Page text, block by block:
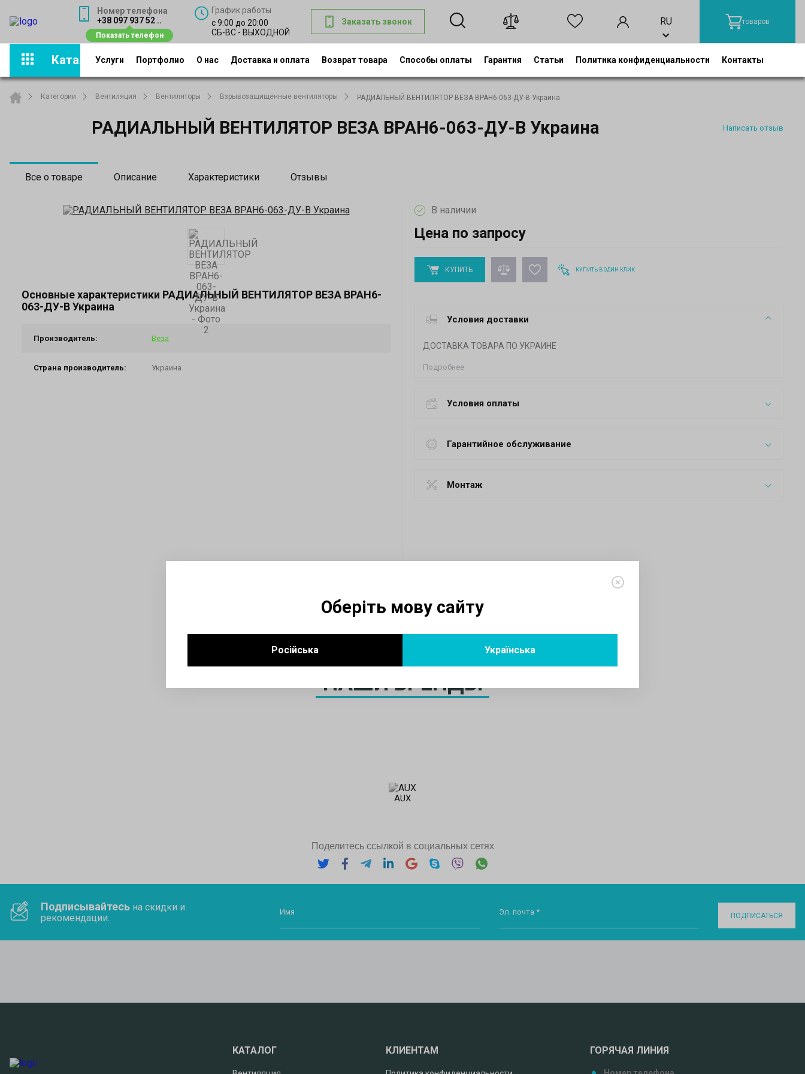
Оберіть мову сайту
Російська Українська
Номер телефона
+38 097 937 52 ..
График работы
с 9:00 до 20:00
СБ-ВС - ВЫХОДНОЙ
Заказать звонок RU товаров
Услуги Портфолио О нас Доставка и оплата Возврат товара Способы оплаты Гарантия Статьи Политика конфиденциальности Контакты
Каталог
Категории Вентиляция Вентиляторы Взрывозащищенные вентиляторы РАДИАЛЬНЫЙ ВЕНТИЛЯТОР ВЕЗА ВРАН6-063-ДУ-В Украина
РАДИАЛЬНЫЙ ВЕНТИЛЯТОР ВЕЗА ВРАН6-063-ДУ-В Украина Написать отзыв
Все о товаре Описание Характеристики Отзывы
Основные характеристики РАДИАЛЬНЫЙ ВЕНТИЛЯТОР ВЕЗА ВРАН6-
063-ДУ-В Украина
Производитель: Веза
Страна производитель: Украина
В наличии
Цена по запросу
КУПИТЬ КУПИТЬ В ОДИН КЛИК
Условия доставки
ДОСТАВКА ТОВАРА ПО УКРАИНЕ
Подробнее
Условия оплаты
Гарантийное обслуживание
Монтаж
НАШИ БРЕНДЫ
AUX
Поделитесь ссылкой в социальных сетях
Подписывайтесьна скидки и
рекомендации:
Имя Эл. почта * ПОДПИСАТЬСЯ
КАТАЛОГ КЛИЕНТАМ ГОРЯЧАЯ ЛИНИЯ